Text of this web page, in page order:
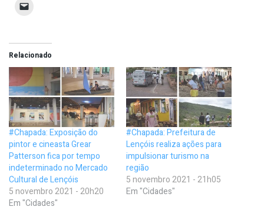
Relacionado
#Chapada: Exposição do
pintor e cineasta Grear
Patterson fica por tempo
indeterminado no Mercado
Cultural de Lençóis
5 novembro 2021 - 20h20
Em "Cidades"
#Chapada: Prefeitura de
Lençóis realiza ações para
impulsionar turismo na
região
5 novembro 2021 - 21h05
Em "Cidades"